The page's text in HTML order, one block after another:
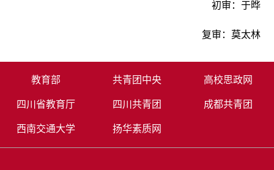
初审：于晔
复审：莫太林
教育部 共青团中央 高校思政网
四川省教育厅 四川共青团 成都共青团
西南交通大学 扬华素质网